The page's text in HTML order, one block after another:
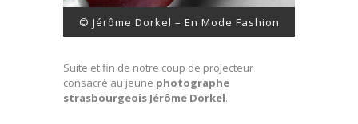
© Jérôme Dorkel – En Mode Fashion
Suite et fin de notre coup de projecteur
consacré au jeune photographe
strasbourgeois Jérôme Dorkel.